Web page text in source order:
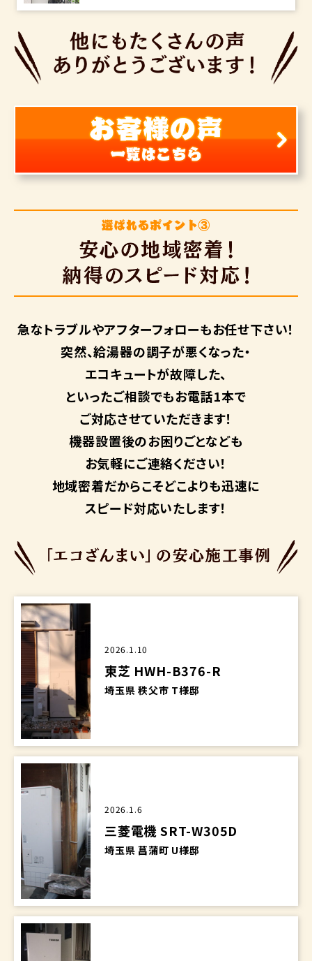
急なトラブルやアフターフォローもお任せ下さい！
突然、給湯器の調子が悪くなった・
エコキュートが故障した、
といったご相談でもお電話1本で
ご対応させていただきます！
機器設置後のお困りごとなども
お気軽にご連絡ください！
地域密着だからこそどこよりも迅速に
スピード対応いたします！
2026.1.10
東芝 HWH-B376-R
埼玉県 秩父市 T様邸
2026.1.6
三菱電機 SRT-W305D
埼玉県 菖蒲町 U様邸